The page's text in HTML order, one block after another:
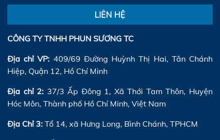
LIÊN HỆ
CÔNG TY TNHH PHUN SƯƠNG TC
Địa chỉ VP: 409/69 Đường Huỳnh Thị Hai, Tân Chánh
Hiệp, Quận 12, Hồ Chí Minh
Địa chỉ 2: 37/3 Ấp Đông 1, Xã Thới Tam Thôn, Huyện
Hóc Môn, Thành phố Hồ Chí Minh, Việt Nam
Địa Chỉ 3: Tổ 14, xã Hưng Long, Bình Chánh, TPHCM